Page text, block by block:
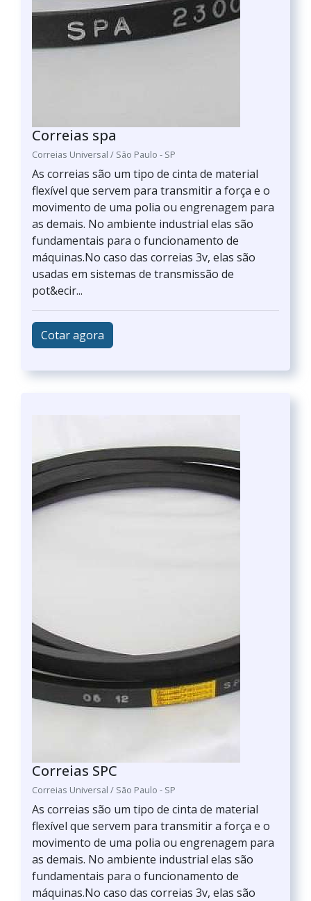
Correias spa
Correias Universal / São Paulo - SP
As correias são um tipo de cinta de material
flexível que servem para transmitir a força e o
movimento de uma polia ou engrenagem para
as demais. No ambiente industrial elas são
fundamentais para o funcionamento de
máquinas.No caso das correias 3v, elas são
usadas em sistemas de transmissão de
pot&ecir...
Cotar agora
Correias SPC
Correias Universal / São Paulo - SP
As correias são um tipo de cinta de material
flexível que servem para transmitir a força e o
movimento de uma polia ou engrenagem para
as demais. No ambiente industrial elas são
fundamentais para o funcionamento de
máquinas.No caso das correias 3v, elas são